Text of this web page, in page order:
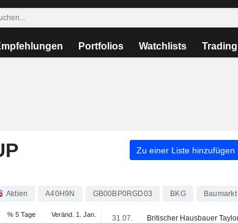
Portfolios Watchlists Trading
Zu einer Liste hinzufügen
Aktien A40H9N GB00BP0RGD03 BKG Baumarkt
% 5 Tage Veränd. 1. Jan. 31.07.